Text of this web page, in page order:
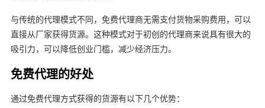
与传统的代理模式不同，免费代理商无需支付货物采购费用，可以
直接从厂家获得货源。这种模式对于初创的代理商来说具有很大的
吸引力，可以降低创业门槛，减少经济压力。
免费代理的好处
通过免费代理方式获得的货源有以下几个优势：